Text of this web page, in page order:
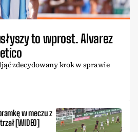
to wprost. Alvarez
zdecydowany krok w sprawie
w meczu z
[WIDEO]